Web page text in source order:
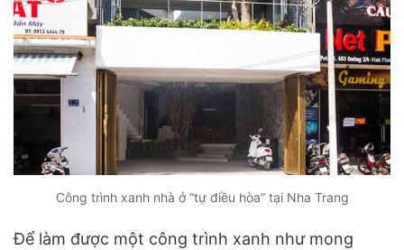
Công trình xanh nhà ở “tự điều hòa” tại Nha Trang
Để làm được một công trình xanh như mong